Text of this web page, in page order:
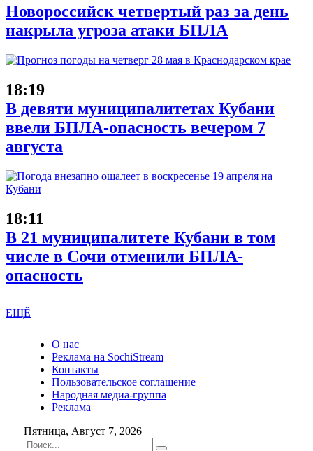
Новороссийск четвертый раз за день
накрыла угроза атаки БПЛА
18:19
В девяти муниципалитетах Кубани
ввели БПЛА-опасность вечером 7
августа
18:11
В 21 муниципалитете Кубани в том
числе в Сочи отменили БПЛА-
опасность
ЕЩЁ
О нас
Реклама на SochiStream
Контакты
Пользовательское соглашение
Народная медиа-группа
Реклама
Пятница, Август 7, 2026